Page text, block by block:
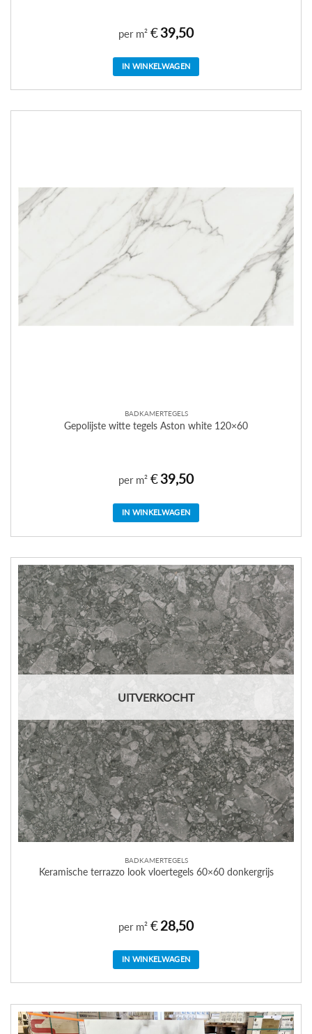
per m² €39,50
IN WINKELWAGEN
BADKAMERTEGELS
Gepolijste witte tegels Aston white 120×60
per m² €39,50
IN WINKELWAGEN
UITVERKOCHT
BADKAMERTEGELS
Keramische terrazzo look vloertegels 60×60 donkergrijs
per m² €28,50
IN WINKELWAGEN